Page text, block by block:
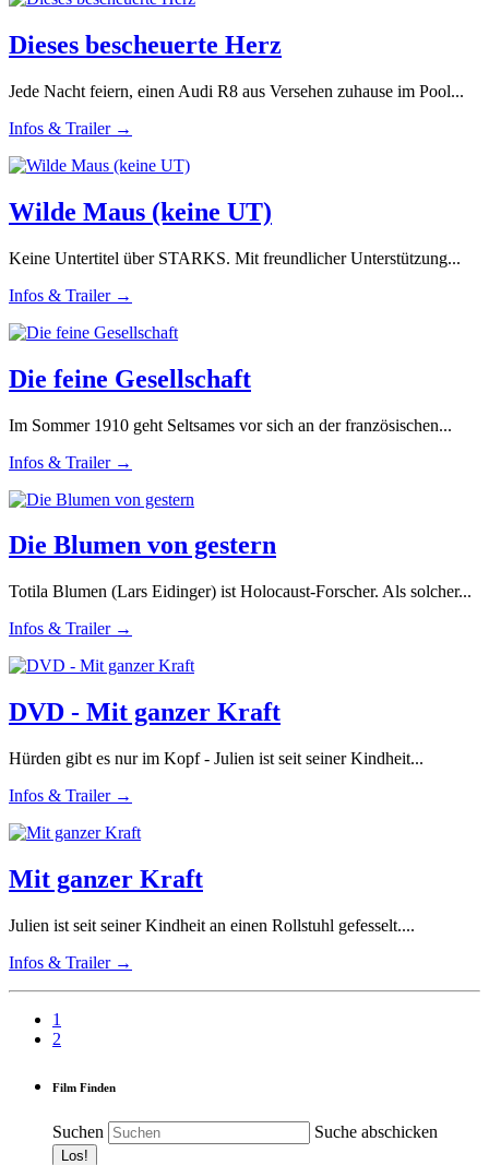
Dieses bescheuerte Herz
Jede Nacht feiern, einen Audi R8 aus Versehen zuhause im Pool...
Infos & Trailer →
Wilde Maus (keine UT)
Keine Untertitel über STARKS. Mit freundlicher Unterstützung...
Infos & Trailer →
Die feine Gesellschaft
Im Sommer 1910 geht Seltsames vor sich an der französischen...
Infos & Trailer →
Die Blumen von gestern
Totila Blumen (Lars Eidinger) ist Holocaust-Forscher. Als solcher...
Infos & Trailer →
DVD - Mit ganzer Kraft
Hürden gibt es nur im Kopf - Julien ist seit seiner Kindheit...
Infos & Trailer →
Mit ganzer Kraft
Julien ist seit seiner Kindheit an einen Rollstuhl gefesselt....
Infos & Trailer →
1
2
Film Finden
Suchen Suche abschicken